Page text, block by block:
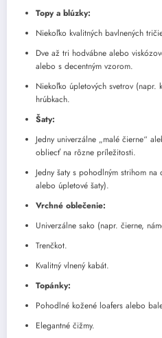
Topy a blúzky:
Niekoľko kvalitných bavlnených
Dve až tri hodvábne alebo
alebo s decentným vzorom.
Niekoľko úpletových svetrov (napr.
hrúbkach.
Šaty:
Jedny univerzálne „malé čierne“
obliecť na rôzne príležitosti.
Jedny šaty s pohodlným strihom na
alebo úpletové šaty).
Vrchné oblečenie:
Univerzálne sako (napr. čierne,
Trenčkot.
Kvalitný vlnený kabát.
Topánky:
Pohodlné kožené loafers alebo
Elegantné čižmy.